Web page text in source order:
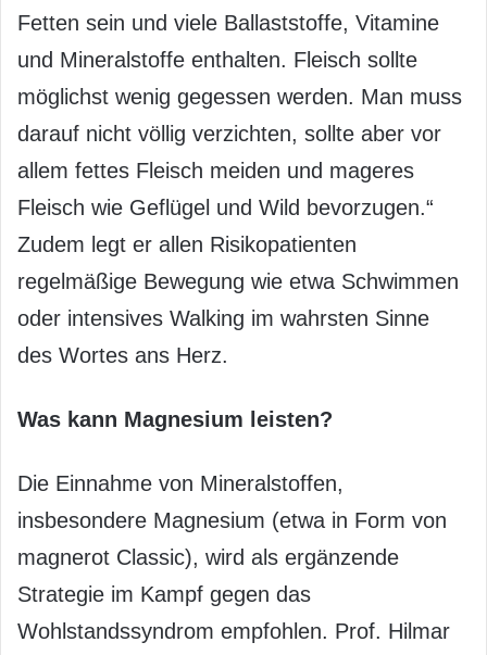
Fetten sein und viele Ballaststoffe, Vitamine
und Mineralstoffe enthalten. Fleisch sollte
möglichst wenig gegessen werden. Man muss
darauf nicht völlig verzichten, sollte aber vor
allem fettes Fleisch meiden und mageres
Fleisch wie Geflügel und Wild bevorzugen.“
Zudem legt er allen Risikopatienten
regelmäßige Bewegung wie etwa Schwimmen
oder intensives Walking im wahrsten Sinne
des Wortes ans Herz.
Was kann Magnesium leisten?
Die Einnahme von Mineralstoffen,
insbesondere Magnesium (etwa in Form von
magnerot Classic), wird als ergänzende
Strategie im Kampf gegen das
Wohlstandssyndrom empfohlen. Prof. Hilmar